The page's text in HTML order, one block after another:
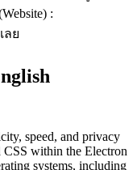
:
ลย
speed, and privacy
CSS within the Electron
systems, including